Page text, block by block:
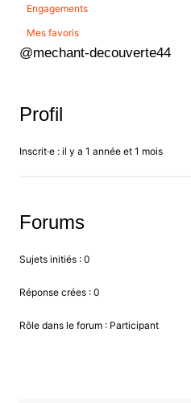
Engagements
Mes favoris
@mechant-decouverte44
Profil
Inscrit·e : il y a 1 année et 1 mois
Forums
Sujets initiés : 0
Réponse crées : 0
Rôle dans le forum : Participant